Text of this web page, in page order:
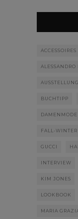
ACCESSOIRES
ALESSANDRO
BUCHTIPP
DAMENMODE
FALL-WINTER
GUCCI
INTERVIEW
KIM JONES
LOOKBOOK
MARIA